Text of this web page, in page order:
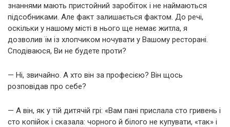
знаннями мають пристойний заробіток і не наймаються
підсобниками. Але факт залишається фактом. До речі,
оскільки у нашому місті в нього ще немає житла, я
дозволив їм із хлопчиком ночувати у Вашому ресторані.
Сподіваюся, Ви не будете проти?
— Ні, звичайно. А хто він за професією? Він щось
розповідав про себе?
— А він, як у тій дитячій грі: «Вам пані прислала сто гривень і
сто копійок і сказала: чорного й білого не купувати, «так» і